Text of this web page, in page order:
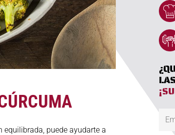
puede ayudarte a